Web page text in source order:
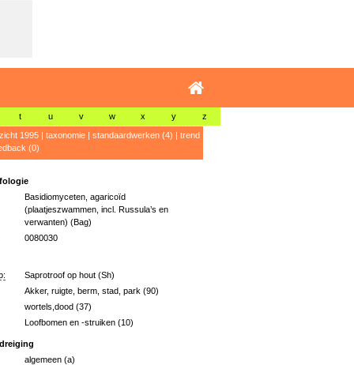
t u v w x y z
1995| taxonomie| standaardwerken (4) | trend
(0)
Basidiomyceten, agaricoïd
(plaatjeszwammen, incl. Russula’s en
verwanten) (Bag)
0080030
Saprotroof op hout (Sh)
Akker, ruigte, berm, stad, park (90)
wortels,dood (37)
Loofbomen en -struiken (10)
algemeen (a)